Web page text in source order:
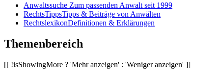
Anwaltssuche Zum passenden Anwalt seit 1999
RechtsTippsTipps & Beiträge von Anwälten
RechtslexikonDefinitionen & Erklärungen
Themenbereich
[[ !isShowingMore ? 'Mehr anzeigen' : 'Weniger anzeigen' ]]